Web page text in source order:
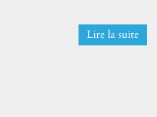
Lire la suite